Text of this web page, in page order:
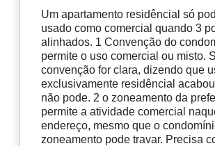
Um apartamento residêncial só
usado como comercial quando 3
alinhados. 1 Convenção do
permite o uso comercial ou misto.
convenção for clara, dizendo que
exclusivamente residêncial
não pode. 2 o zoneamento da
permite a atividade comercial
endereço, mesmo que o
zoneamento pode travar. Precisa